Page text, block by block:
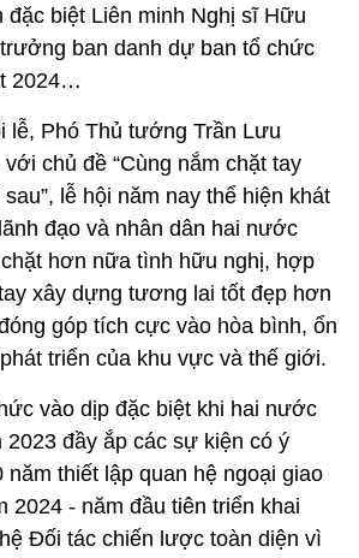
đặc biệt Liên minh Nghị sĩ Hữu
ban danh dự ban tổ chức
2024…
lễ, Phó Thủ tướng Trần Lưu
chủ đề “Cùng nắm chặt tay
lễ hội năm nay thể hiện khát
đạo và nhân dân hai nước
hơn nữa tình hữu nghị, hợp
xây dựng tương lai tốt đẹp hơn
góp tích cực vào hòa bình, ổn
triển của khu vực và thế giới.
vào dịp đặc biệt khi hai nước
đầy ắp các sự kiện có ý
năm thiết lập quan hệ ngoại giao
2024 - năm đầu tiên triển khai
Đối tác chiến lược toàn diện vì